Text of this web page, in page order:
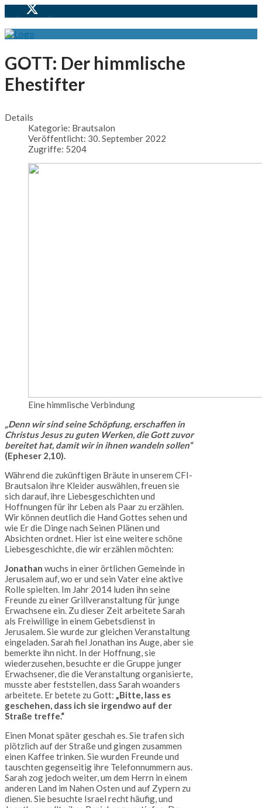
GOTT: Der himmlische
Ehestifter
Details
Kategorie: Brautsalon
Veröffentlicht: 30. September 2022
Zugriffe: 5204
Eine himmlische Verbindung
„Denn wir sind seine Schöpfung, erschaffen in
Christus Jesus zu guten Werken, die Gott zuvor
bereitet hat, damit wir in ihnen wandeln sollen“
(Epheser 2,10).
Während die zukünftigen Bräute in unserem CFI-
Brautsalon ihre Kleider auswählen, freuen sie
sich darauf, ihre Liebesgeschichten und
Hoffnungen für ihr Leben als Paar zu erzählen.
Wir können deutlich die Hand Gottes sehen und
wie Er die Dinge nach Seinen Plänen und
Absichten ordnet. Hier ist eine weitere schöne
Liebesgeschichte, die wir erzählen möchten:
Jonathan wuchs in einer örtlichen Gemeinde in
Jerusalem auf, wo er und sein Vater eine aktive
Rolle spielten. Im Jahr 2014 luden ihn seine
Freunde zu einer Grillveranstaltung für junge
Erwachsene ein. Zu dieser Zeit arbeitete Sarah
als Freiwillige in einem Gebetsdienst in
Jerusalem. Sie wurde zur gleichen Veranstaltung
eingeladen. Sarah fiel Jonathan ins Auge, aber sie
bemerkte ihn nicht. In der Hoffnung, sie
wiederzusehen, besuchte er die Gruppe junger
Erwachsener, die die Veranstaltung organisierte,
musste aber feststellen, dass Sarah woanders
arbeitete. Er betete zu Gott: „Bitte, lass es
geschehen, dass ich sie irgendwo auf der
Straße treffe.“
Einen Monat später geschah es. Sie trafen sich
plötzlich auf der Straße und gingen zusammen
einen Kaffee trinken. Sie wurden Freunde und
tauschten gegenseitig ihre Telefonnummern aus.
Sarah zog jedoch weiter, um dem Herrn in einem
anderen Land im Nahen Osten und auf Zypern zu
dienen. Sie besuchte Israel recht häufig, und